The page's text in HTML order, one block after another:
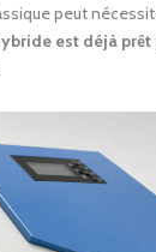
peut
est déjà